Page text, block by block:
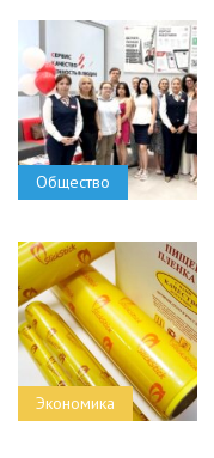
Общество
Экономика